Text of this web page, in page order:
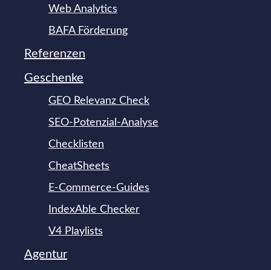
Web Analytics
BAFA Förderung
Referenzen
Geschenke
GEO Relevanz Check
SEO-Potenzial-Analyse
Checklisten
CheatSheets
E-Commerce-Guides
IndexAble Checker
V4 Playlists
Agentur